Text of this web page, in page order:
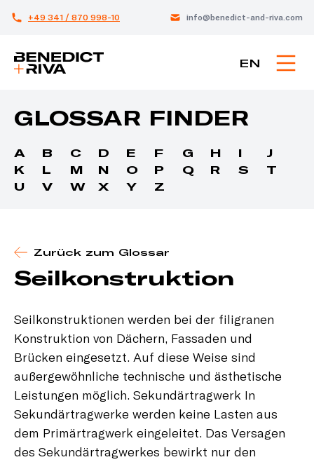
+49 341 / 870 998-10 info@benedict-and-riva.com
EN
GLOSSAR FINDER
A B C D E F G H I
J
K
L M N O P Q R S
T
U
V W X Y Z
Zurück zum Glossar
Seilkonstruktion
Seilkonstruktionen werden bei der filigranen
Konstruktion von Dächern, Fassaden und
Brücken eingesetzt. Auf diese Weise sind
außergewöhnliche technische und ästhetische
Leistungen möglich. Sekundärtragwerk In
Sekundärtragwerke werden keine Lasten aus
dem Primärtragwerk eingeleitet. Das Versagen
des Sekundärtragwerkes bewirkt nur den